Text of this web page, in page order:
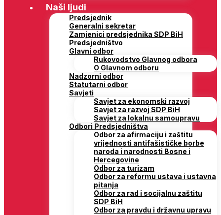
Naši ljudi
Predsjednik
Generalni sekretar
Zamjenici predsjednika SDP BiH
Predsjedništvo
Glavni odbor
Rukovodstvo Glavnog odbora
O Glavnom odboru
Nadzorni odbor
Statutarni odbor
Savjeti
Savjet za ekonomski razvoj
Savjet za razvoj SDP BiH
Savjet za lokalnu samoupravu
Odbori Predsjedništva
Odbor za afirmaciju i zaštitu
vrijednosti antifašističke borbe
naroda i narodnosti Bosne i
Hercegovine
Odbor za turizam
Odbor za reformu ustava i ustavna
pitanja
Odbor za rad i socijalnu zaštitu
SDP BiH
Odbor za pravdu i državnu upravu